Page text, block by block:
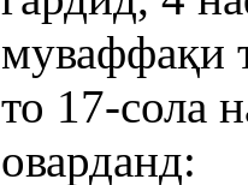
муваффақи
то 17-сола
оварданд: